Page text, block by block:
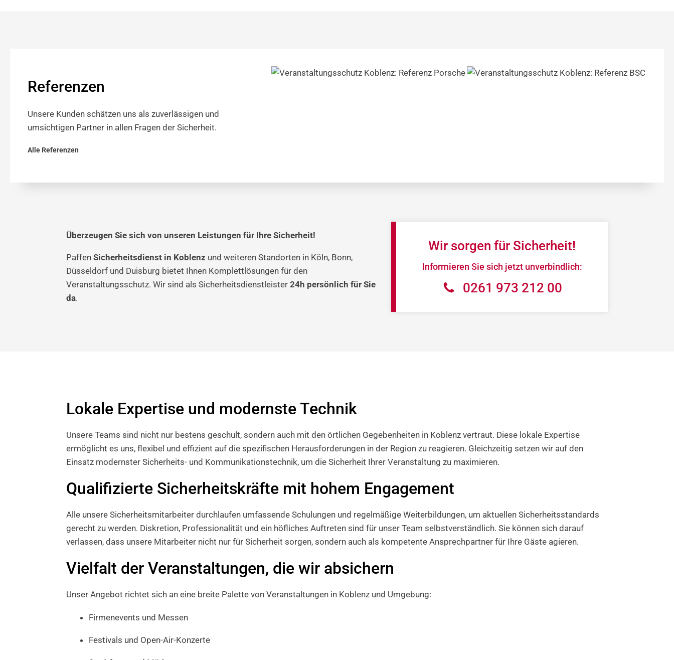
Referenzen
Unsere Kunden schätzen uns als zuverlässigen und
umsichtigen Partner in allen Fragen der Sicherheit.
Alle Referenzen
Überzeugen Sie sich von unseren Leistungen für Ihre Sicherheit!
Paffen Sicherheitsdienst in Koblenz und weiteren Standorten in Köln, Bonn,
Düsseldorf und Duisburg bietet Ihnen Komplettlösungen für den
Veranstaltungsschutz. Wir sind als Sicherheitsdienstleister 24h persönlich für Sie
da.
Wir sorgen für Sicherheit!
Informieren Sie sich jetzt unverbindlich:
0261 973 212 00
Lokale Expertise und modernste Technik
Unsere Teams sind nicht nur bestens geschult, sondern auch mit den örtlichen Gegebenheiten in Koblenz vertraut. Diese lokale Expertise
ermöglicht es uns, flexibel und effizient auf die spezifischen Herausforderungen in der Region zu reagieren. Gleichzeitig setzen wir auf den
Einsatz modernster Sicherheits- und Kommunikationstechnik, um die Sicherheit Ihrer Veranstaltung zu maximieren.
Qualifizierte Sicherheitskräfte mit hohem Engagement
Alle unsere Sicherheitsmitarbeiter durchlaufen umfassende Schulungen und regelmäßige Weiterbildungen, um aktuellen Sicherheitsstandards
gerecht zu werden. Diskretion, Professionalität und ein höfliches Auftreten sind für unser Team selbstverständlich. Sie können sich darauf
verlassen, dass unsere Mitarbeiter nicht nur für Sicherheit sorgen, sondern auch als kompetente Ansprechpartner für Ihre Gäste agieren.
Vielfalt der Veranstaltungen, die wir absichern
Unser Angebot richtet sich an eine breite Palette von Veranstaltungen in Koblenz und Umgebung:
Firmenevents und Messen
Festivals und Open-Air-Konzerte